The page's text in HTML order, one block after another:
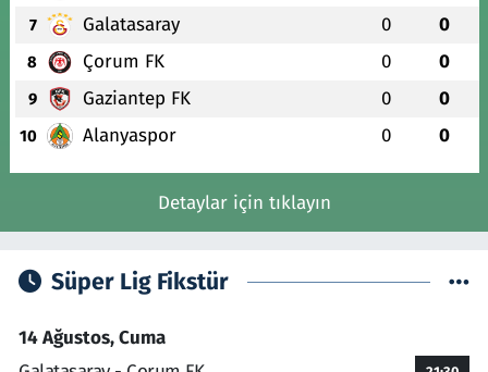
7 Galatasaray 0 0
8 Çorum FK 0 0
9 Gaziantep FK 0 0
10 Alanyaspor 0 0
Detaylar için tıklayın
Süper Lig Fikstür
14 Ağustos, Cuma